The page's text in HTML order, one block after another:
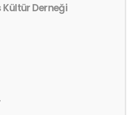
Kültür Derneği